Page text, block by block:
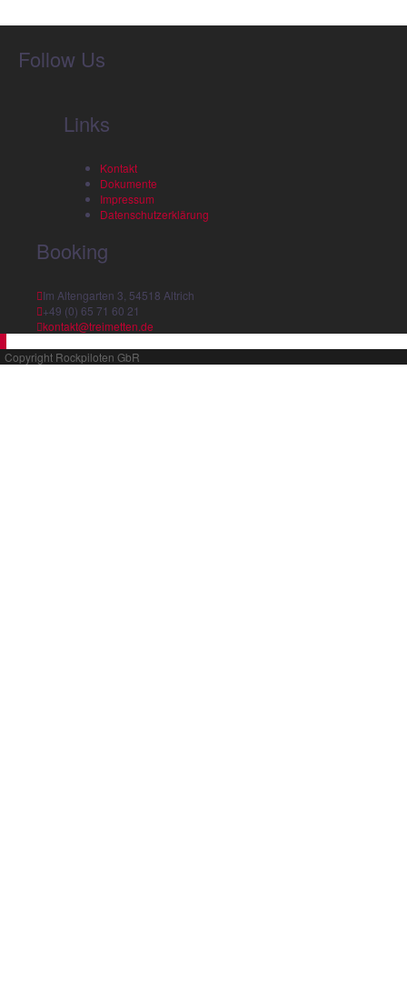
Follow Us
Links
Kontakt
Dokumente
Impressum
Datenschutzerklärung
Booking
Im Altengarten 3, 54518 Altrich
+49 (0) 65 71 60 21
kontakt@treimetten.de
Copyright Rockpiloten GbR